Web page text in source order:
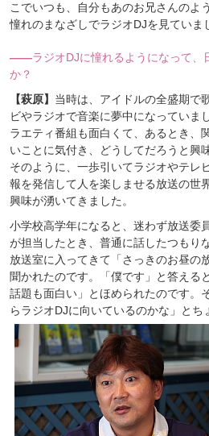
こでいつも、自分もあのお兄さんのよ
憧れのまなざしでラジオDJを見ていま
――ラジオDJに憧れるようになって、
か？
【萩原】 当時は、アイドルの全盛期で
ビやラジオで音楽に夢中になっていま
ラエティ番組も面白くて、あるとき、
いことに気付き、どうしてだろうと興
そのように、一歩引いてラジオやテレ
報を発信して人を楽しませる放送の世
興味が湧いてきました。
小学校高学年になると、迷わず放送委
が担当したとき、普通に話したつもり
放送室に入ってきて「さっきのお昼の
聞かれたのです。「僕です」と答える
話題も面白い」とほめられたのです。
らラジオDJに向いているのかな」とち